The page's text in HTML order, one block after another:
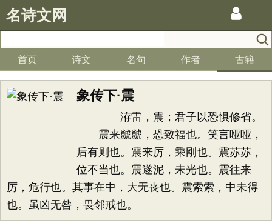
名诗文网
首页 诗文 名句 作者 古籍
象传下·震
洊雷，震；君子以恐惧修省。
震来虩虩，恐致福也。笑言哑哑，
后有则也。震来厉，乘刚也。震苏苏，
位不当也。震遂泥，未光也。震往来
厉，危行也。其事在中，大无丧也。震索索，中未得
也。虽凶无咎，畏邻戒也。